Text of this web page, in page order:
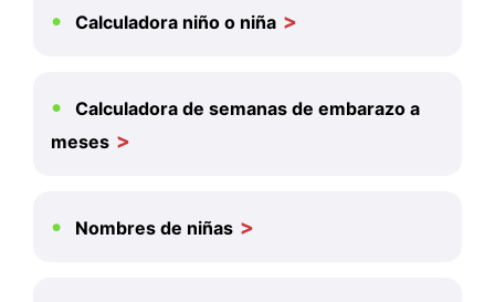
Calculadora niño o niña
Calculadora de semanas de embarazo a
meses
Nombres de niñas